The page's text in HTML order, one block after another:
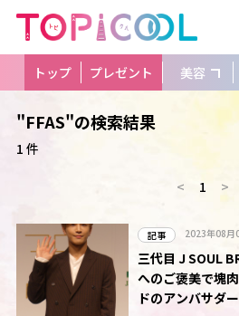
トップ プレゼント 美容
"FFAS"の検索結果
1 件
< 1 >
記事 2023年08月
三代目 J SOUL
へのご褒美で塊
ドのアンバサダ